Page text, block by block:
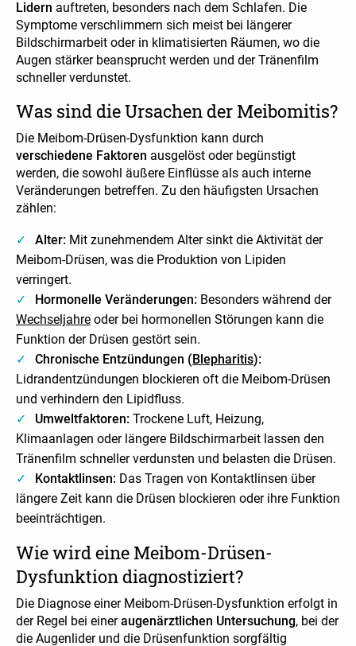
Lidern auftreten, besonders nach dem Schlafen. Die
Symptome verschlimmern sich meist bei längerer
Bildschirmarbeit oder in klimatisierten Räumen, wo die
Augen stärker beansprucht werden und der Tränenfilm
schneller verdunstet.
Was sind die Ursachen der Meibomitis?
Die Meibom-Drüsen-Dysfunktion kann durch
verschiedene Faktoren ausgelöst oder begünstigt
werden, die sowohl äußere Einflüsse als auch interne
Veränderungen betreffen. Zu den häufigsten Ursachen
zählen:
Alter: Mit zunehmendem Alter sinkt die Aktivität der
Meibom-Drüsen, was die Produktion von Lipiden
verringert.
Hormonelle Veränderungen: Besonders während der
Wechseljahre oder bei hormonellen Störungen kann die
Funktion der Drüsen gestört sein.
Chronische Entzündungen (Blepharitis):
Lidrandentzündungen blockieren oft die Meibom-Drüsen
und verhindern den Lipidfluss.
Umweltfaktoren: Trockene Luft, Heizung,
Klimaanlagen oder längere Bildschirmarbeit lassen den
Tränenfilm schneller verdunsten und belasten die Drüsen.
Kontaktlinsen: Das Tragen von Kontaktlinsen über
längere Zeit kann die Drüsen blockieren oder ihre Funktion
beeinträchtigen.
Wie wird eine Meibom-Drüsen-
Dysfunktion diagnostiziert?
Die Diagnose einer Meibom-Drüsen-Dysfunktion erfolgt in
der Regel bei eineraugenärztlichen Untersuchung, bei der
die Augenlider und die Drüsenfunktion sorgfältig